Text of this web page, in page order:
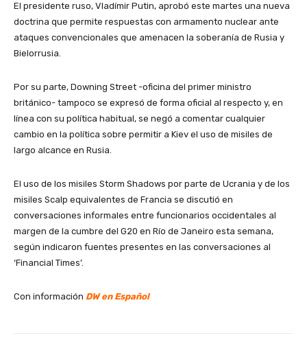
El presidente ruso, Vladímir Putin, aprobó este martes una nueva
doctrina que permite respuestas con armamento nuclear ante
ataques convencionales que amenacen la soberanía de Rusia y
Bielorrusia.
Por su parte, Downing Street -oficina del primer ministro
británico- tampoco se expresó de forma oficial al respecto y, en
línea con su política habitual, se negó a comentar cualquier
cambio en la política sobre permitir a Kiev el uso de misiles de
largo alcance en Rusia.
El uso de los misiles Storm Shadows por parte de Ucrania y de los
misiles Scalp equivalentes de Francia se discutió en
conversaciones informales entre funcionarios occidentales al
margen de la cumbre del G20 en Río de Janeiro esta semana,
según indicaron fuentes presentes en las conversaciones al
‘Financial Times’.
Con información DW en Español